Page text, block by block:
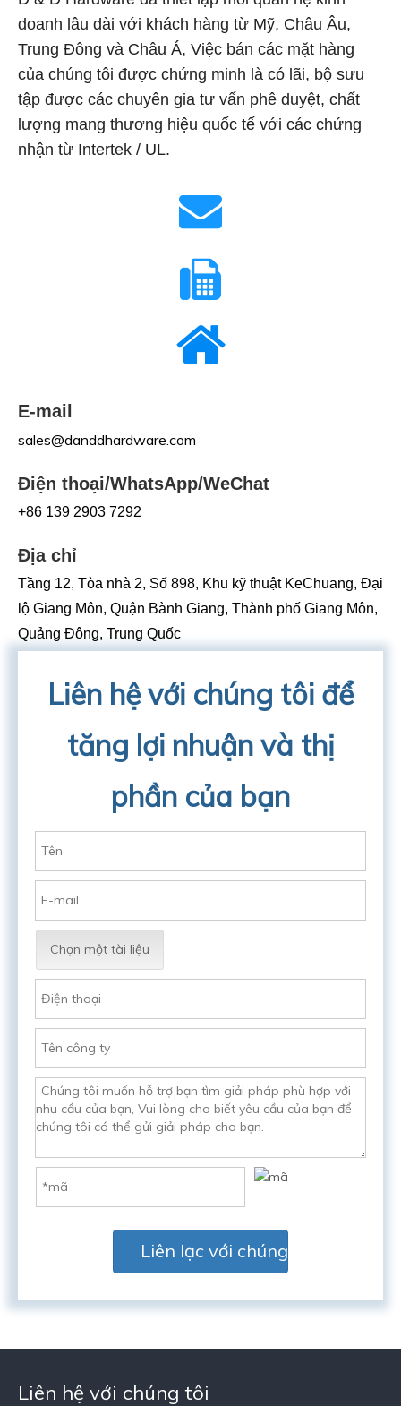
doanh lâu dài với khách hàng từ Mỹ, Châu Âu,
Trung Đông và Châu Á, Việc bán các mặt hàng
của chúng tôi được chứng minh là có lãi, bộ sưu
tập được các chuyên gia tư vấn phê duyệt, chất
lượng mang thương hiệu quốc tế với các chứng
nhận từ Intertek / UL.
E-mail
sales@danddhardware.com
Điện thoại/WhatsApp/WeChat
+86 139 2903 7292
Địa chỉ
Tầng 12, Tòa nhà 2, Số 898, Khu kỹ thuật KeChuang, Đại
lộ Giang Môn, Quận Bành Giang, Thành phố Giang Môn,
Quảng Đông, Trung Quốc
Liên hệ với chúng tôi để
tăng lợi nhuận và thị
phần của bạn
Chọn một tài liệu
Liên lạc với chúng tôi ngay
Liên hệ với chúng tôi